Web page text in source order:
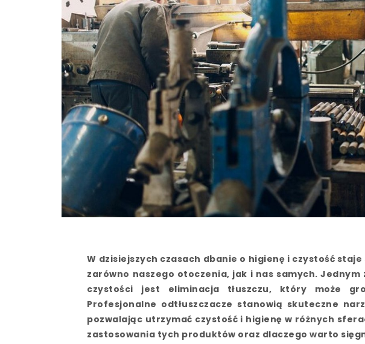
W dzisiejszych czasach dbanie o higienę i czystość
zarówno naszego otoczenia, jak i nas samych.
czystości jest eliminacja tłuszczu, który może
Profesjonalne odtłuszczacze stanowią skuteczne
pozwalając utrzymać czystość i higienę w różnych
zastosowania tych produktów oraz dlaczego warto